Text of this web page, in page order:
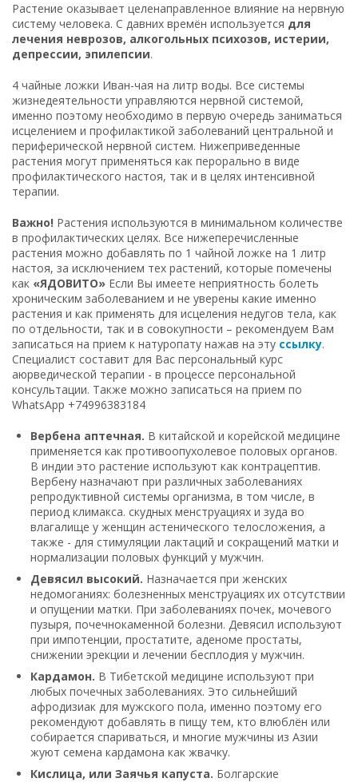
Растение оказывает целенаправленное влияние на нервную
систему человека. С давних времён используется для
лечения неврозов, алкогольных психозов, истерии,
депрессии, эпилепсии.
4 чайные ложки Иван-чая на литр воды. Все системы
жизнедеятельности управляются нервной системой,
именно поэтому необходимо в первую очередь заниматься
исцелением и профилактикой заболеваний центральной и
периферической нервной систем. Нижеприведенные
растения могут применяться как перорально в виде
профилактического настоя, так и в целях интенсивной
терапии.
Важно! Растения используются в минимальном количестве
в профилактических целях. Все нижеперечисленные
растения можно добавлять по 1 чайной ложке на 1 литр
настоя, за исключением тех растений, которые помечены
как «ЯДОВИТО» Если Вы имеете неприятность болеть
хроническим заболеванием и не уверены какие именно
растения и как применять для исцеления недугов тела, как
по отдельности, так и в совокупности – рекомендуем Вам
записаться на прием к натуропату нажав на эту ссылку.
Специалист составит для Вас персональный курс
аюрведической терапии - в процессе персональной
консультации. Также можно записаться на прием по
WhatsApp +74996383184
Вербена аптечная. В китайской и корейской медицине
применяется как противоопухолевое половых органов.
В индии это растение используют как контрацептив.
Вербену назначают при различных заболеваниях
репродуктивной системы организма, в том числе, в
период климакса. скудных менструациях и зуда во
влагалище у женщин астенического телосложения, а
также - для стимуляции лактаций и сокращений матки и
нормализации половых функций у мужчин.
Девясил высокий. Назначается при женских
недомоганиях: болезненных менструациях их отсутствии
и опущении матки. При заболеваниях почек, мочевого
пузыря, почечнокаменной болезни. Девясил используют
при импотенции, простатите, аденоме простаты,
снижении эрекции и лечении бесплодия у мужчин.
Кардамон. В Тибетской медицине используют при
любых почечных заболеваниях. Это сильнейший
афродизиак для мужского пола, именно поэтому его
рекомендуют добавлять в пищу тем, кто влюблён или
собирается спариваться, и многие мужчины из Азии
жуют семена кардамона как жвачку.
Кислица, или Заячья капуста. Болгарские